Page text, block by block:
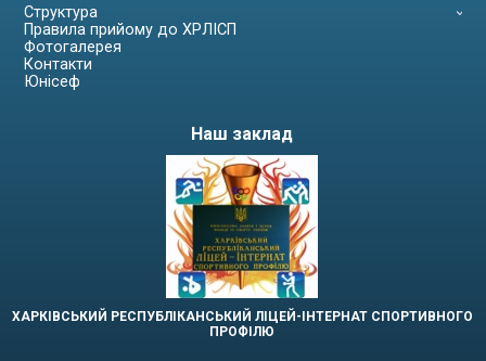
Структура
Правила прийому до ХРЛІСП
Фотогалерея
Контакти
Юнісеф
Наш заклад
ХАРКІВСЬКИЙ РЕСПУБЛІКАНСЬКИЙ ЛІЦЕЙ-ІНТЕРНАТ СПОРТИВНОГО
ПРОФІЛЮ